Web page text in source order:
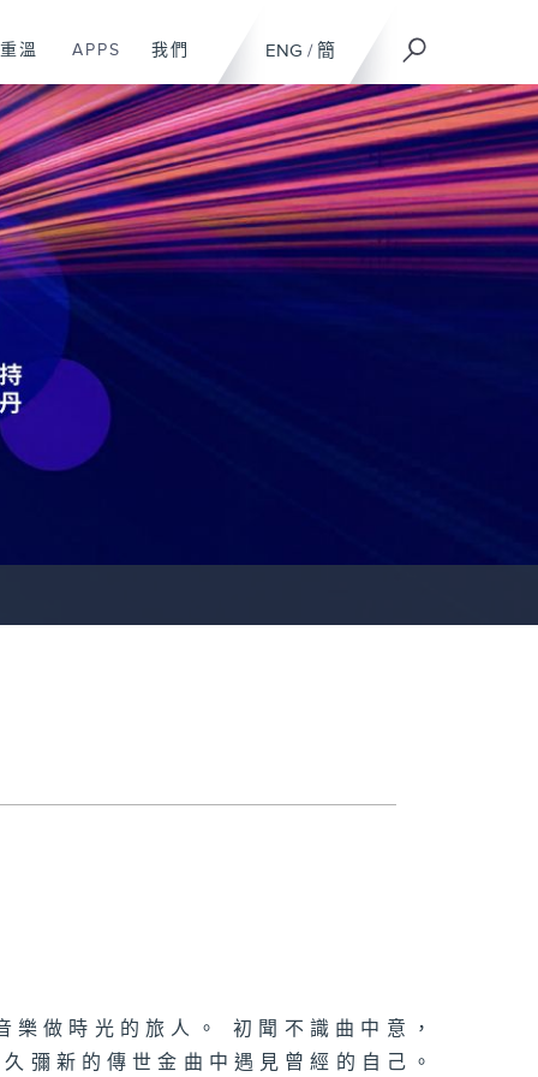
ENG / 簡
重溫 APPS 我們
做時光的旅人。 初聞不識曲中意，
彌新的傳世金曲中遇見曾經的自己。